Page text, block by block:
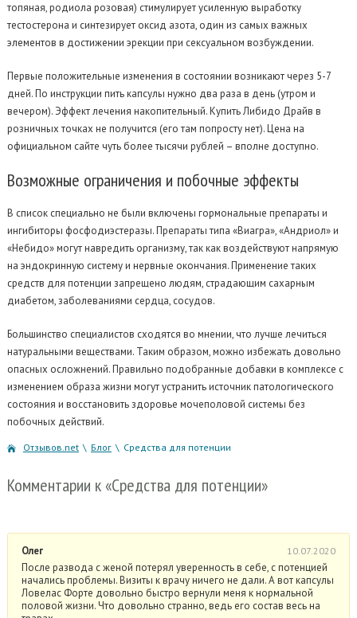
топяная, родиола розовая) стимулирует усиленную выработку
тестостерона и синтезирует оксид азота, один из самых важных
элементов в достижении эрекции при сексуальном возбуждении.
Первые положительные изменения в состоянии возникают через 5-7
дней. По инструкции пить капсулы нужно два раза в день (утром и
вечером). Эффект лечения накопительный. Купить Либидо Драйв в
розничных точках не получится (его там попросту нет). Цена на
официальном сайте чуть более тысячи рублей – вполне доступно.
Возможные ограничения и побочные эффекты
В список специально не были включены гормональные препараты и
ингибиторы фосфодиэстеразы. Препараты типа «Виагра», «Андриол» и
«Небидо» могут навредить организму, так как воздействуют напрямую
на эндокринную систему и нервные окончания. Применение таких
средств для потенции запрещено людям, страдающим сахарным
диабетом, заболеваниями сердца, сосудов.
Большинство специалистов сходятся во мнении, что лучше лечиться
натуральными веществами. Таким образом, можно избежать довольно
опасных осложнений. Правильно подобранные добавки в комплексе с
изменением образа жизни могут устранить источник патологического
состояния и восстановить здоровье мочеполовой системы без
побочных действий.
Отзывов.net \ Блог \ Средства для потенции
Комментарии к «Средства для потенции»
Олег 10.07.2020
После развода с женой потерял уверенность в себе, с потенцией
начались проблемы. Визиты к врачу ничего не дали. А вот капсулы
Ловелас Форте довольно быстро вернули меня к нормальной
половой жизни. Что довольно странно, ведь его состав весь на